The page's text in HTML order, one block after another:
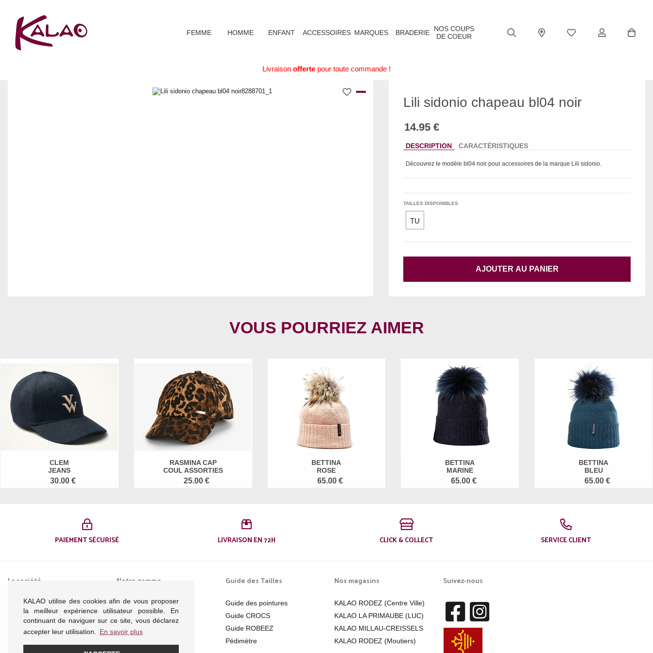
KALAO utilise des cookies afin de vous proposer
la meilleur expérience utilisateur possible. En
continuant de naviguer sur ce site, vous déclarez
accepter leur utilisation.
En savoir plus
FEMME HOMME ENFANT ACCESSOIRES MARQUES BRADERIE
NOS COUPS
DE COEUR
Livraison offerte pour toute commande !
Lili sidonio chapeau bl04 noir
DESCRIPTION CARACTÉRISTIQUES
Découvrez le modèle bl04 noir pour accessoires de la marque Lili sidonio.
TAILLES DISPONIBLES
TU
AJOUTER AU PANIER
VOUS POURRIEZ AIMER
CLEM
JEANS
30.00 €
RASMINA CAP
COUL ASSORTIES
25.00 €
BETTINA
ROSE
65.00 €
BETTINA
MARINE
65.00 €
BETTINA
BLEU
65.00 €
PAIEMENT SÉCURISÉ LIVRAISON EN 72H CLICK & COLLECT SERVICE CLIENT
La société
Mentions légales
Conditions générales de
Notre gamme
Femme
Homme
Enfant
Guide des Tailles
Guide des pointures
Guide CROCS
Guide ROBEEZ
Pédimètre
Nos magasins
KALAO RODEZ (Centre Ville)
KALAO LA PRIMAUBE (LUC)
KALAO MILLAU-CREISSELS
KALAO RODEZ (Moutiers)
Suivez-nous